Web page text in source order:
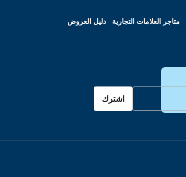
متاجر العلامات التجارية دليل العروض
اشترك